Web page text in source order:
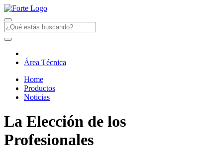
Área Técnica
Home
Productos
Noticias
La Elección de los
Profesionales